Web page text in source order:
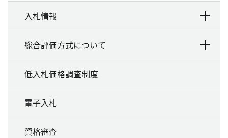
入札情報
総合評価方式について
低入札価格調査制度
電子入札
資格審査